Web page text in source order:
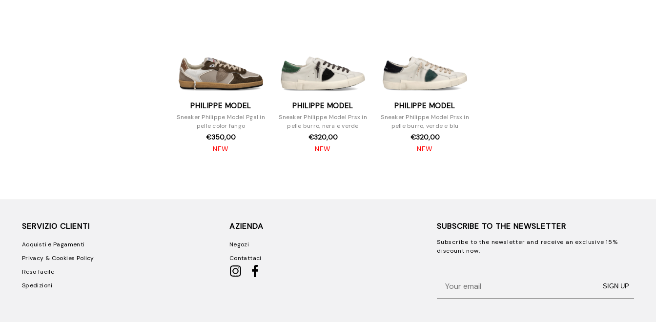
PHILIPPE MODEL
Sneaker Philippe Model Pgal in
pelle color fango
€350,00
NEW
PHILIPPE MODEL
Sneaker Philippe Model Prsx in
pelle burro, nera e verde
€320,00
NEW
PHILIPPE MODEL
Sneaker Philippe Model Prsx in
pelle burro, verde e blu
€320,00
NEW
SERVIZIO CLIENTI
Acquisti e Pagamenti
Privacy & Cookies Policy
Reso facile
Spedizioni
AZIENDA
Negozi
Contattaci
SUBSCRIBE TO THE NEWSLETTER
Subscribe to the newsletter and receive an exclusive 15%
discount now.
SIGN UP